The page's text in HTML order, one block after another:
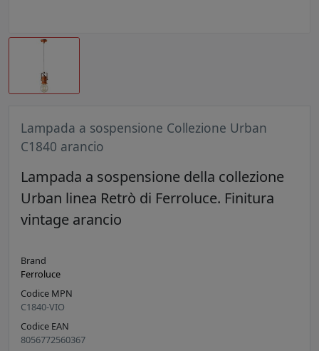
Lampada a sospensione Collezione Urban
C1840 arancio
Lampada a sospensione della collezione
Urban linea Retrò di Ferroluce. Finitura
vintage arancio
Brand
Ferroluce
Codice MPN
C1840-VIO
Codice EAN
8056772560367